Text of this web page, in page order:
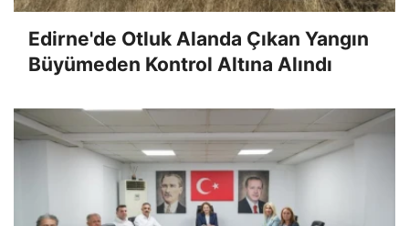
Edirne'de Otluk Alanda Çıkan Yangın
Büyümeden Kontrol Altına Alındı